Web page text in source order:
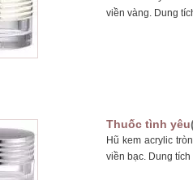
viền vàng. Dung
Thuốc tình yêu
Hũ kem acrylic
viền bạc. Dung tích